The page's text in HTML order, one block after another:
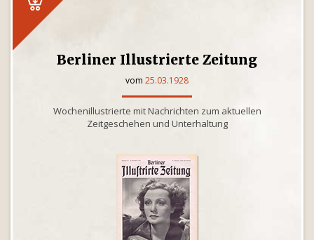
Berliner Illustrierte Zeitung
vom 25.03.1928
Wochenillustrierte mit Nachrichten zum aktuellen
Zeitgeschehen und Unterhaltung